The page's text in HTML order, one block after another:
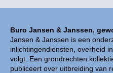
Buro Jansen & Janssen,
Jansen & Janssen is een
inlichtingendiensten, overheid
volgt. Een grondrechten
publiceert over uitbreiding van